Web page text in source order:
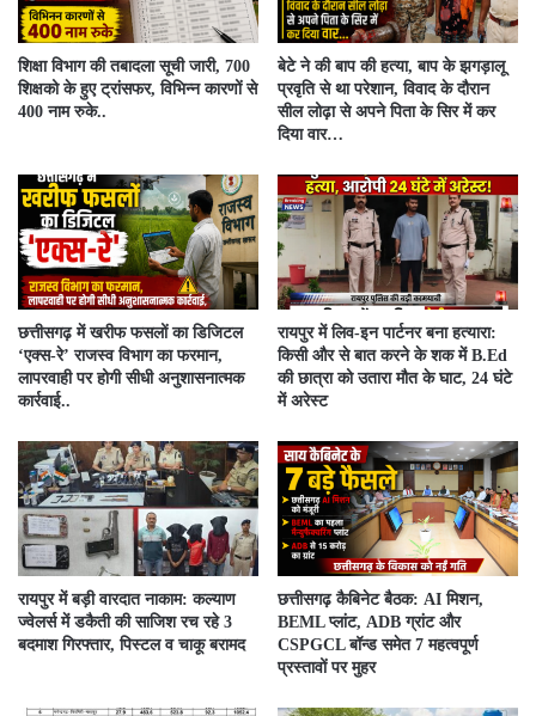
शिक्षा विभाग की तबादला सूची जारी, 700
शिक्षको के हुए ट्रांसफर, विभिन्न कारणों से
400 नाम रुके..
बेटे ने की बाप की हत्या, बाप के झगड़ालू
प्रवृति से था परेशान, विवाद के दौरान
सील लोढ़ा से अपने पिता के सिर में कर
दिया वार…
​छत्तीसगढ़ में खरीफ फसलों का डिजिटल
‘एक्स-रे’ राजस्व विभाग का फरमान,
लापरवाही पर होगी सीधी अनुशासनात्मक
कार्रवाई..
रायपुर में लिव-इन पार्टनर बना हत्यारा:
किसी और से बात करने के शक में B.Ed
की छात्रा को उतारा मौत के घाट, 24 घंटे
में अरेस्ट
रायपुर में बड़ी वारदात नाकाम: कल्याण
ज्वेलर्स में डकैती की साजिश रच रहे 3
बदमाश गिरफ्तार, पिस्टल व चाकू बरामद
छत्तीसगढ़ कैबिनेट बैठक: AI मिशन,
BEML प्लांट, ADB ग्रांट और
CSPGCL बॉन्ड समेत 7 महत्वपूर्ण
प्रस्तावों पर मुहर